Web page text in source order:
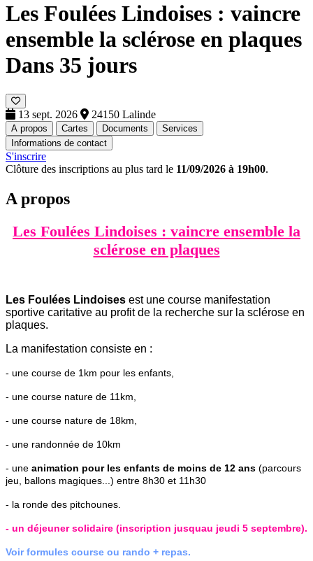
Les Foulées Lindoises : vaincre
ensemble la sclérose en plaques
Dans 35 jours
13 sept. 2026 24150 Lalinde
A propos Cartes Documents
Services
Informations de contact
S'inscrire
Clôture des inscriptions au plus tard le 11/09/2026 à 19h00.
A propos
Les Foulées Lindoises : vaincre ensemble la
sclérose en plaques
Les Foulées Lindoises est une course manifestation
sportive caritative au profit de la recherche sur la sclérose en
plaques.
La manifestation consiste en :
- une course de 1km pour les enfants,
- une course nature de 11km,
- une course nature de 18km,
- une randonnée de 10km
- une animation pour les enfants de moins de 12 ans (parcours
jeu, ballons magiques...) entre 8h30 et 11h30
- la ronde des pitchounes.
- un déjeuner solidaire (inscription jusquau jeudi 5 septembre).
Voir formules course ou rando + repas.